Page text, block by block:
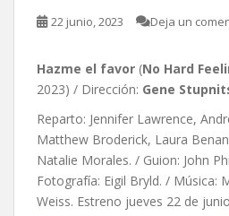
22 junio, 2023 Deja un
Hazme el favor (No Hard
2023) / Dirección: Gene
Reparto: Jennifer Lawrence,
Matthew Broderick, Laura
Natalie Morales. / Guion: John
Fotografía: Eigil Bryld. / Música:
Weiss. Estreno jueves 22 de